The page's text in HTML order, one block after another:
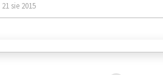
21 sie 2015